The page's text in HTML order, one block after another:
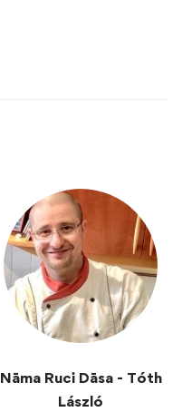
Nāma Ruci Dāsa - Tóth
László